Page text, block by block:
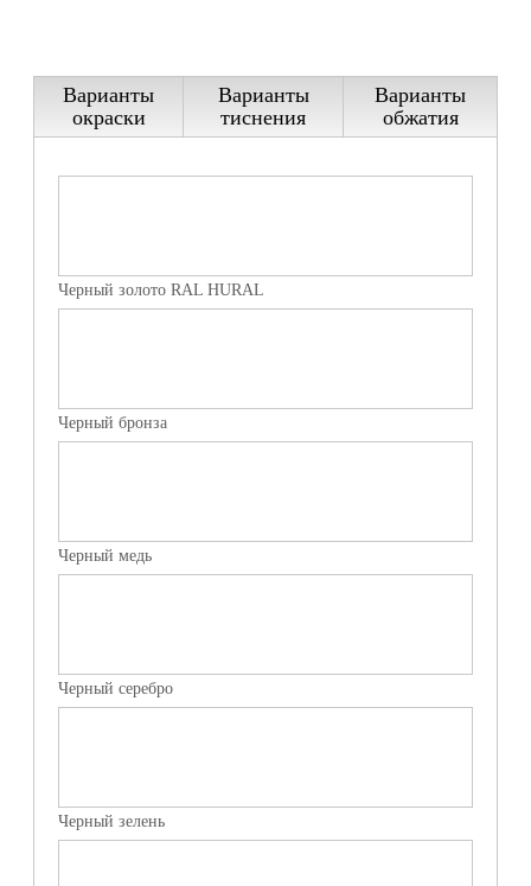
Варианты
окраски
Варианты
тиснения
Варианты
обжатия
Черный золото RAL HURAL
Черный бронза
Черный медь
Черный серебро
Черный зелень